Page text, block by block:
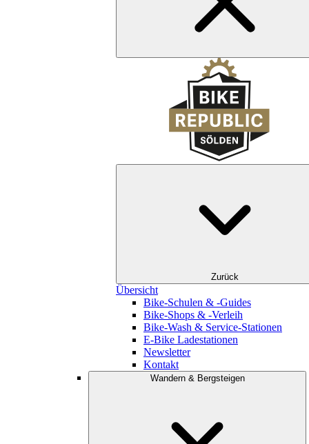
Zurück
Übersicht
Bike-Schulen & -Guides
Bike-Shops & -Verleih
Bike-Wash & Service-Stationen
E-Bike Ladestationen
Newsletter
Kontakt
Wandern & Bergsteigen